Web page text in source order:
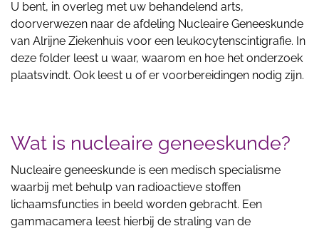
U bent, in overleg met uw behandelend arts,
doorverwezen naar de afdeling Nucleaire Geneeskunde
van Alrijne Ziekenhuis voor een leukocytenscintigrafie. In
deze folder leest u waar, waarom en hoe het onderzoek
plaatsvindt. Ook leest u of er voorbereidingen nodig zijn.
Wat is nucleaire geneeskunde?
Nucleaire geneeskunde is een medisch specialisme
waarbij met behulp van radioactieve stoffen
lichaamsfuncties in beeld worden gebracht. Een
gammacamera leest hierbij de straling van de